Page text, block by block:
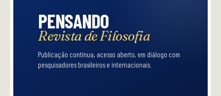
PENSANDO
Revista de Filosofia
Publicação contínua, acesso aberto, em diálogo com
pesquisadores brasileiros e internacionais.